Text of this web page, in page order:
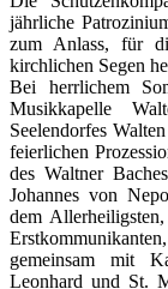
jährliche
zum Anlass, für
kirchlichen Segen
Bei herrlichem
Musikkapelle
Seelendorfes
feierlichen
des Waltner
Johannes von
dem
gemeinsam mit
Leonhard und St.